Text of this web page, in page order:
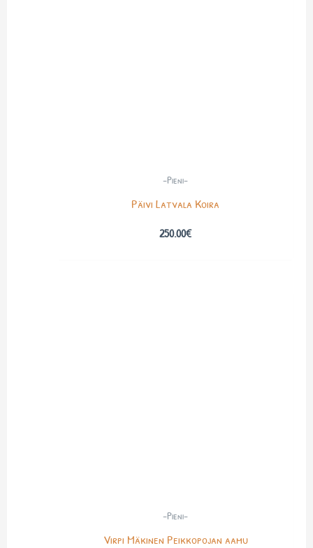
-Pieni-
Päivi Latvala Koira
250.00€
-Pieni-
Virpi Mäkinen Peikkopojan aamu